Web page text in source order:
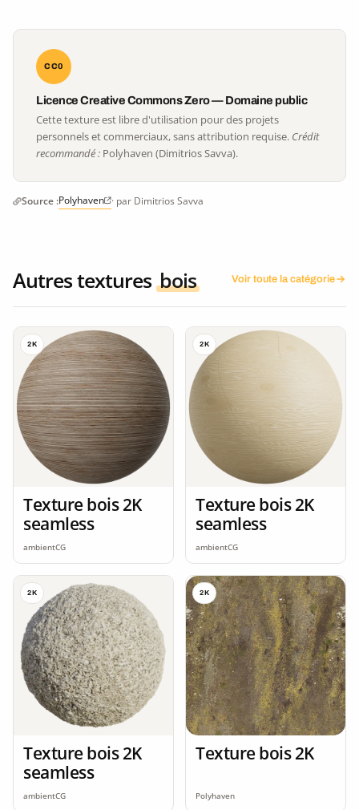
CC0
Licence Creative Commons Zero — Domaine public
Cette texture est libre d'utilisation pour des projets
personnels et commerciaux, sans attribution requise. Crédit
recommandé : Polyhaven (Dimitrios Savva).
Source :Polyhaven · par Dimitrios Savva
Autres textures bois Voir toute la catégorie
2K
Texture bois 2K
seamless
ambientCG
2K
Texture bois 2K
seamless
ambientCG
2K
Texture bois 2K
seamless
ambientCG
2K
Texture bois 2K
Polyhaven